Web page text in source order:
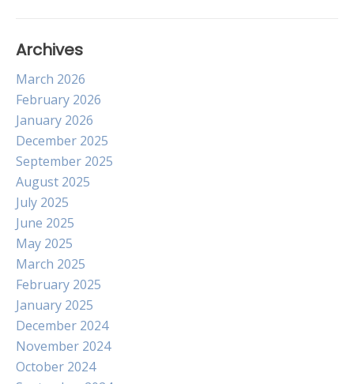
Archives
March 2026
February 2026
January 2026
December 2025
September 2025
August 2025
July 2025
June 2025
May 2025
March 2025
February 2025
January 2025
December 2024
November 2024
October 2024